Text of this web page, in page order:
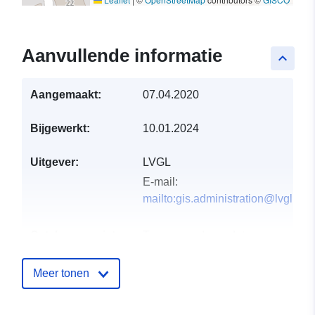
keyboard_arrow_up
Aanvullende informatie
Aangemaakt: 07.04.2020
Bijgewerkt: 10.01.2024
Uitgever:
LVGL
E-mail:
Meer tonen